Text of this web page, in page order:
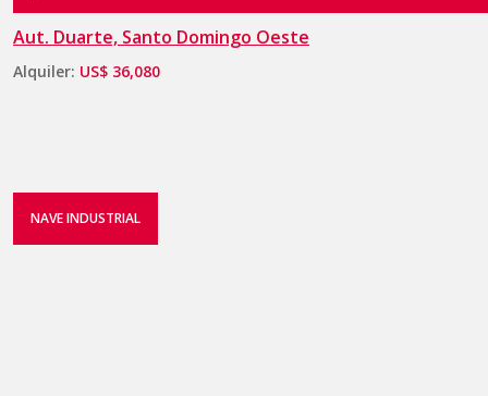
Aut. Duarte, Santo Domingo Oeste
Alquiler: US$ 36,080
NAVE INDUSTRIAL